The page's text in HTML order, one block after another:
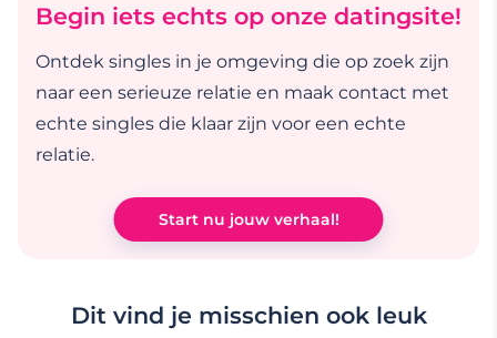
Begin iets echts op onze datingsite!
Ontdek singles in je omgeving die op zoek zijn
naar een serieuze relatie en maak contact met
echte singles die klaar zijn voor een echte
relatie.
Start nu jouw verhaal!
Dit vind je misschien ook leuk